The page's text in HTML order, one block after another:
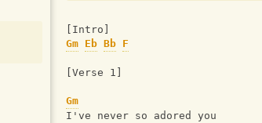
[Intro]
Gm Eb Bb F
[Verse 1]
Gm
I've never so adored you